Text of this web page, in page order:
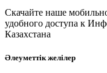
Скачайте наше
удобного доступа к
Казахстана
Әлеуметтік желілер